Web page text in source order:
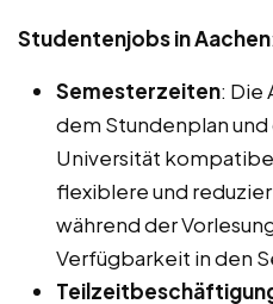
Studentenjobs in Aachen:
Semesterzeiten: Die
dem Stundenplan
Universität
flexiblere und
während der
Verfügbarkeit in den